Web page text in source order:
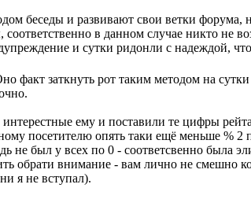
беседы и развивают свои ветки форума,
в данном случае никто не
и сутки ридонли с надеждой,
факт заткнуть рот таким методом на
ему и поставили те цифры
посетителю опять таки ещё меньше %
не был у всех по 0 - соответсвенно была
обрати внимание - вам лично не смешно
я не вступал).